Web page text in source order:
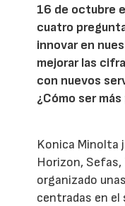
16 de octubre
cuatro
innovar en
mejorar las
con nuevos
¿Cómo ser
Konica Minolta
Horizon,
organizado
centradas en el